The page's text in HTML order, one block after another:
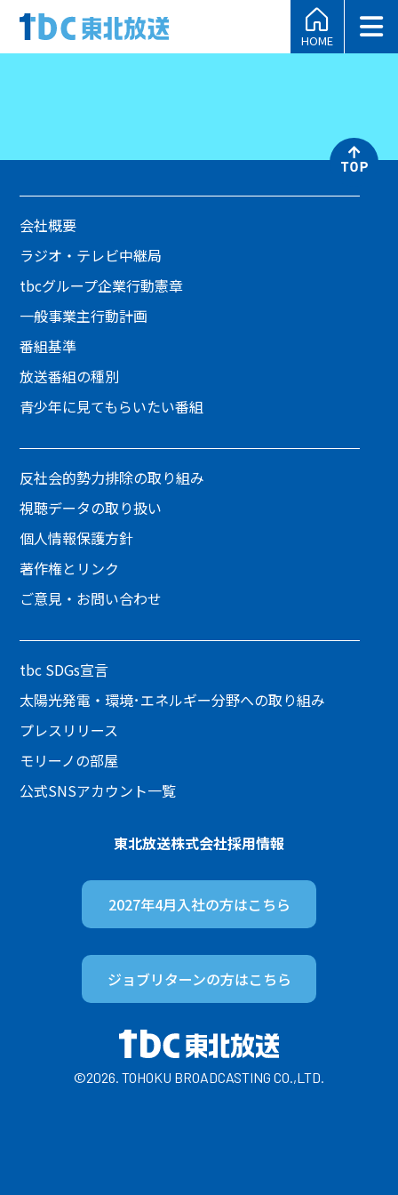
HOME
会社概要
ラジオ・テレビ中継局
tbcグループ企業行動憲章
一般事業主行動計画
番組基準
放送番組の種別
青少年に見てもらいたい番組
反社会的勢力排除の取り組み
視聴データの取り扱い
個人情報保護方針
著作権とリンク
ご意見・お問い合わせ
tbc SDGs宣言
太陽光発電・環境･エネルギー分野への取り組み
プレスリリース
モリーノの部屋
公式SNSアカウント一覧
東北放送株式会社採用情報
2027年4月入社の方はこちら
ジョブリターンの方はこちら
©2026. TOHOKU BROADCASTING CO.,LTD.